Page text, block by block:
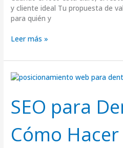
y cliente ideal Tu propuesta de
para quién y
Leer más »
SEO para
Cómo
SEO
Cómo
Hacer
que
tu